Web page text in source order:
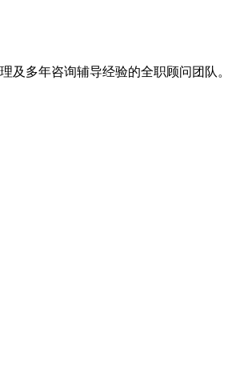
及多年咨询辅导经验的全职顾问团